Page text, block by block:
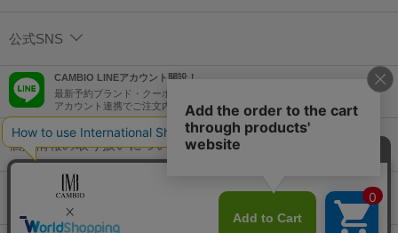
公式SNS
CAMBIO LINEアカウント開設！
最新予約ブランド・クーポン情報などを配信！
アカウント連携でご注文内容をLINEでも確認可能！
個人情報の取り扱いについて
特定商取引法に基づく表示